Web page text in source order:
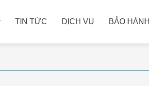
TIN TỨC DỊCH VỤ BẢO HÀNH